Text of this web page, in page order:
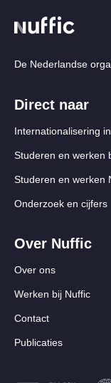
De Nederlandse
Direct naar
Internationalisering
Studeren en werken
Studeren en werken
Onderzoek en cijfers
Over Nuffic
Over ons
Werken bij Nuffic
Contact
Publicaties